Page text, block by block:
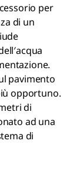
per
di un
pavimento
opportuno.
di
ad una
di